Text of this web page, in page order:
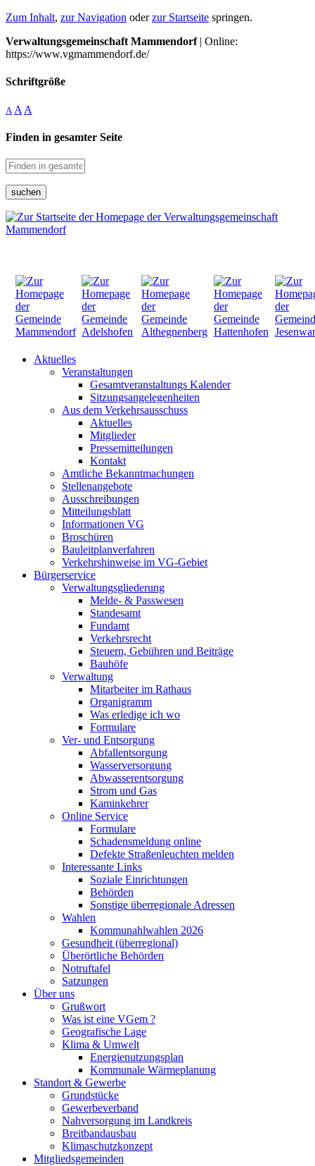
Zum Inhalt, zur Navigation oderzur Startseite springen.
Verwaltungsgemeinschaft Mammendorf| Online:
https://www.vgmammendorf.de/
Schriftgröße
A A A
Finden in gesamter Seite
suchen
Aktuelles
Veranstaltungen
Gesamtveranstaltungs Kalender
Sitzungsangelegenheiten
Aus dem Verkehrsausschuss
Aktuelles
Mitglieder
Pressemitteilungen
Kontakt
Amtliche Bekanntmachungen
Stellenangebote
Ausschreibungen
Mitteilungsblatt
Informationen VG
Broschüren
Bauleitplanverfahren
Verkehrshinweise im VG-Gebiet
Bürgerservice
Verwaltungsgliederung
Melde- & Passwesen
Standesamt
Fundamt
Verkehrsrecht
Steuern, Gebühren und Beiträge
Bauhöfe
Verwaltung
Mitarbeiter im Rathaus
Organigramm
Was erledige ich wo
Formulare
Ver- und Entsorgung
Abfallentsorgung
Wasserversorgung
Abwasserentsorgung
Strom und Gas
Kaminkehrer
Online Service
Formulare
Schadensmeldung online
Defekte Straßenleuchten melden
Interessante Links
Soziale Einrichtungen
Behörden
Sonstige überregionale Adressen
Wahlen
Kommunahlwahlen 2026
Gesundheit (überregional)
Überörtliche Behörden
Notruftafel
Satzungen
Über uns
Grußwort
Was ist eine VGem ?
Geografische Lage
Klima & Umwelt
Energienutzungsplan
Kommunale Wärmeplanung
Standort & Gewerbe
Grundstücke
Gewerbeverband
Nahversorgung im Landkreis
Breitbandausbau
Klimaschutzkonzept
Mitgliedsgemeinden